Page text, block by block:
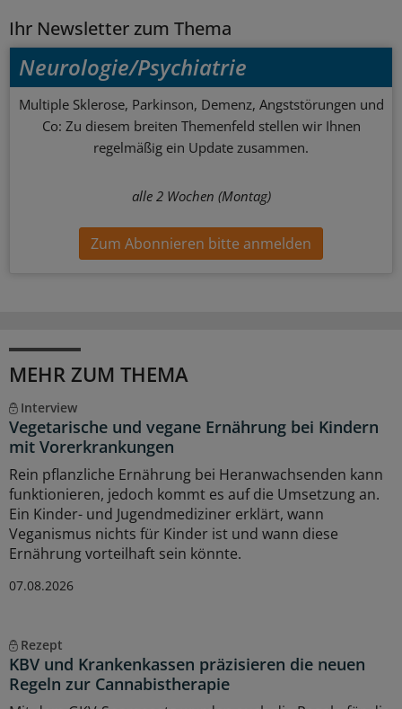
Ihr Newsletter zum Thema
Neurologie/Psychiatrie
Multiple Sklerose, Parkinson, Demenz, Angststörungen und
Co: Zu diesem breiten Themenfeld stellen wir Ihnen
regelmäßig ein Update zusammen.
alle 2 Wochen (Montag)
Zum Abonnieren bitte anmelden
MEHR ZUM THEMA
Interview
Vegetarische und vegane Ernährung bei Kindern
mit Vorerkrankungen
Rein pflanzliche Ernährung bei Heranwachsenden kann
funktionieren, jedoch kommt es auf die Umsetzung an.
Ein Kinder- und Jugendmediziner erklärt, wann
Veganismus nichts für Kinder ist und wann diese
Ernährung vorteilhaft sein könnte.
07.08.2026
Rezept
KBV und Krankenkassen präzisieren die neuen
Regeln zur Cannabistherapie